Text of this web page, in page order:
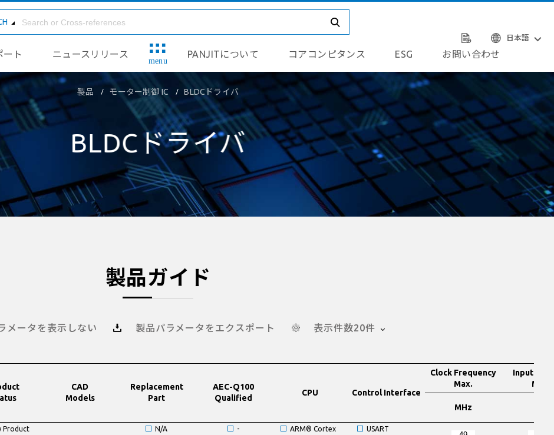
ート ニュースリリース
menu
PANJITについて コアコンピタンス ESG お問い合わせ
日本語
製品 モーター制御 IC BLDCドライバ
BLDCドライバ
製品ガイド
メータを表示しない 製品パラメータをエクスポート 表示件数20件
CAD
Models
Replacement
Part
AEC-Q100
Qualified
CPU Control Interface
Clock Frequency
Max.
MHz
Input
Min.
Product N/A -
ARM® Cortex
USART